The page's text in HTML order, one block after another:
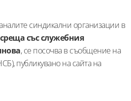
синдикални организации в
със служебния
, се посочва в съобщение на
публикувано на сайта на